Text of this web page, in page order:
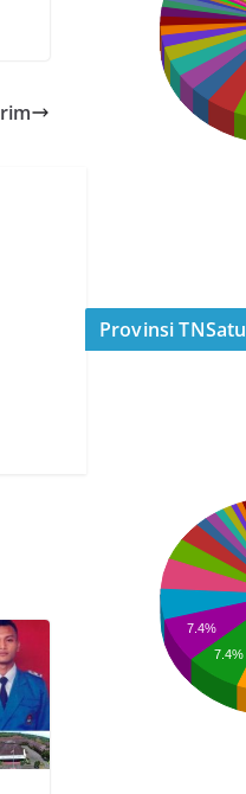
Provinsi TNSatu
7.4%
7.4%